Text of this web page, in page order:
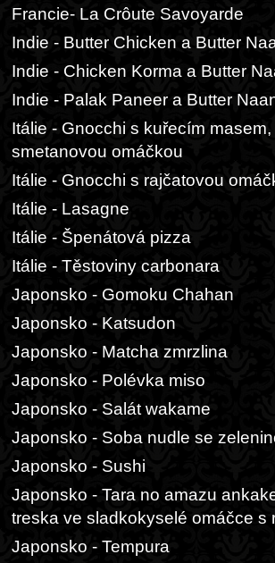
Francie- La Crôute Savoyarde
Indie - Butter Chicken a Butter
Indie - Chicken Korma a Butter
Indie - Palak Paneer a Butter
Itálie - Gnocchi s kuřecím
smetanovou omáčkou
Itálie - Gnocchi s rajčatovou
Itálie - Lasagne
Itálie - Špenátová pizza
Itálie - Těstoviny carbonara
Japonsko - Gomoku Chahan
Japonsko - Katsudon
Japonsko - Matcha zmrzlina
Japonsko - Polévka miso
Japonsko - Salát wakame
Japonsko - Soba nudle se
Japonsko - Sushi
Japonsko - Tara no amazu
treska ve sladkokyselé omáčce s
Japonsko - Tempura